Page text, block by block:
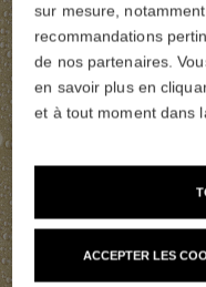
sur mesure,
recommandations
de nos partenaires.
en savoir plus en
et à tout moment dans
ACCEPTER LES